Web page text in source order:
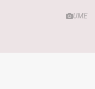
UME